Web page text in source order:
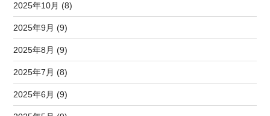
2025年10月 (8)
2025年9月 (9)
2025年8月 (9)
2025年7月 (8)
2025年6月 (9)